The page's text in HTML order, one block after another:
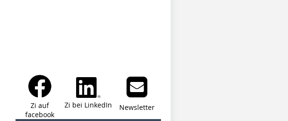
Zi auf
facebook
Zi bei LinkedIn Newsletter